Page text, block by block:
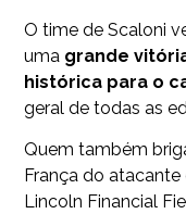
O time de Scaloni
uma grande
histórica para o
geral de todas as
Quem também
França do atacante
Lincoln Financial